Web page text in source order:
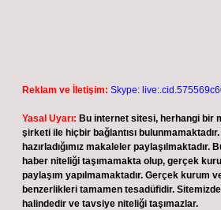
Reklam ve İletişim: Skype:
Yasal Uyarı: Bu internet sitesi, herhangi bir
şirketi ile hiçbir bağlantısı
hazırladığımız makaleler
haber niteliği taşımamakta olup, gerçek
paylaşım yapılmamaktadır. Gerçek kurum
benzerlikleri tamamen tesadüfidir.
halindedir ve tavsiye niteliği taşımazlar.